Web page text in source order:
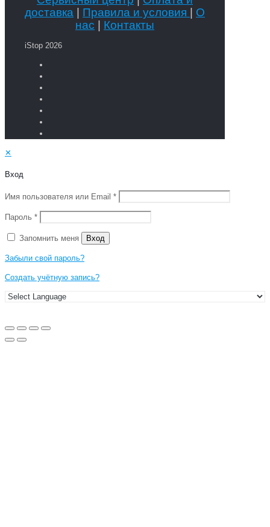
доставка | Правила и условия | О
нас | Контакты
iStop 2026
✕
Вход
Имя пользователя или Email *
Пароль *
Запомнить меня Вход
Забыли свой пароль?
Создать учётную запись?